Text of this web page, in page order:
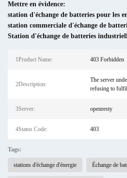
Mettre en évidence:
station d'échange de batteries pour les
station commerciale d'échange de
Station d'échange de batteries
1Product Name: 403 Forbidden
2Description:
The server
refusing to
3Server: openresty
4Status Code: 403
Tags:
stations d'échange d'énergie Échange de